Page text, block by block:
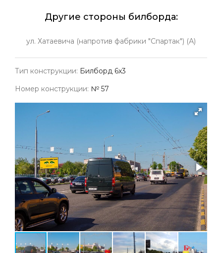
Другие стороны билборда:
ул. Хатаевича (напротив фабрики "Спартак") (А)
Тип конструкции: Билборд 6х3
Номер конструкции: № 57